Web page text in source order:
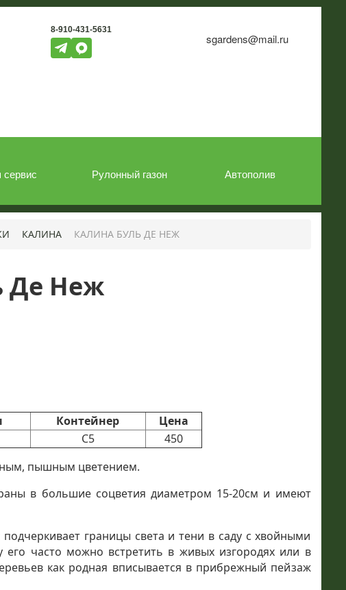
8-910-431-5631
sgardens@mail.ru
Рулонный газон Автополив
КАЛИНА КАЛИНА БУЛЬ ДЕ НЕЖ
Де Неж
Контейнер
Цена
С5
450
пышным цветением.
в большие соцветия диаметром 15-20см и имеют
границы света и тени в саду с хвойными
его часто можно встретить в живых изгородях или в
как родная вписывается в прибрежный пейзаж